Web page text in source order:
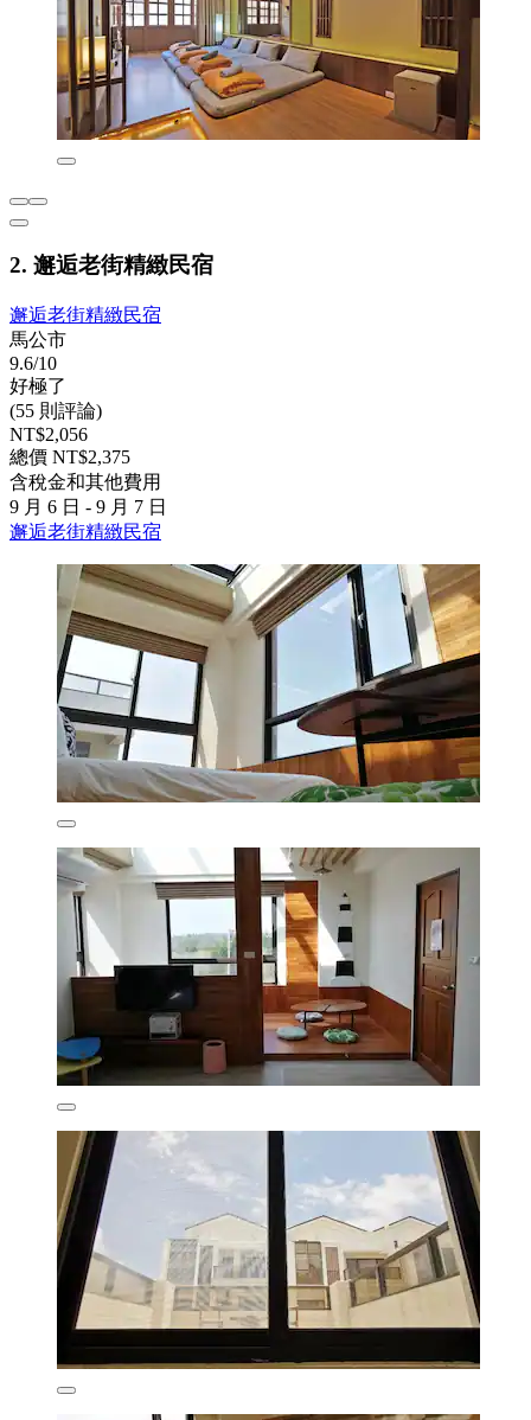
2. 邂逅老街精緻民宿
邂逅老街精緻民宿
馬公市
9.6/10
好極了
(55 則評論)
NT$2,056
總價 NT$2,375
含稅金和其他費用
9 月 6 日 - 9 月 7 日
邂逅老街精緻民宿